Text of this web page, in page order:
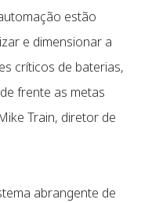
estão
e dimensionar a
críticos de baterias,
frente as metas
Train, diretor de
abrangente de